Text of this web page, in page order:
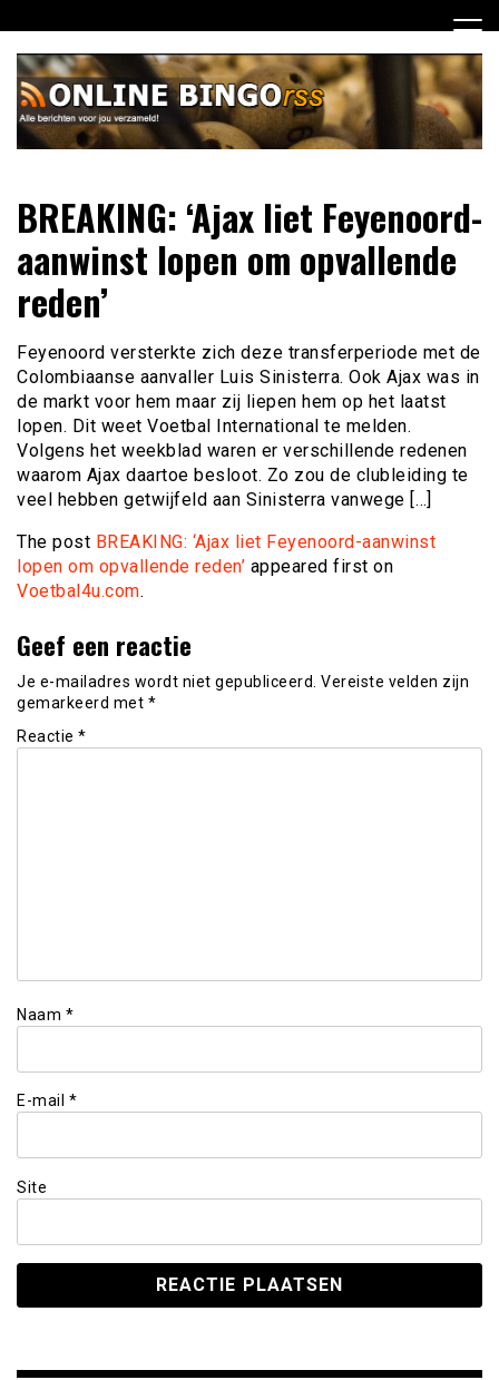
naar
inhoud
Online Bingo RSS
verzameld
BREAKING: ‘Ajax liet Feyenoord-
aanwinst lopen om opvallende
reden’
Feyenoord versterkte zich deze transferperiode met de
Colombiaanse aanvaller Luis Sinisterra. Ook Ajax was in
de markt voor hem maar zij liepen hem op het laatst
lopen. Dit weet Voetbal International te melden.
Volgens het weekblad waren er verschillende redenen
waarom Ajax daartoe besloot. Zo zou de clubleiding te
veel hebben getwijfeld aan Sinisterra vanwege […]
The post BREAKING: ‘Ajax liet Feyenoord-aanwinst
lopen om opvallende reden’ appeared first on
Voetbal4u.com.
Geef een reactie
Je e-mailadres wordt niet gepubliceerd. Vereiste velden zijn
gemarkeerd met *
Reactie *
Naam *
E-mail *
Site